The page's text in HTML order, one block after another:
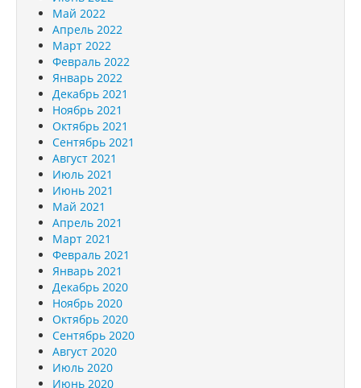
Май 2022
Апрель 2022
Март 2022
Февраль 2022
Январь 2022
Декабрь 2021
Ноябрь 2021
Октябрь 2021
Сентябрь 2021
Август 2021
Июль 2021
Июнь 2021
Май 2021
Апрель 2021
Март 2021
Февраль 2021
Январь 2021
Декабрь 2020
Ноябрь 2020
Октябрь 2020
Сентябрь 2020
Август 2020
Июль 2020
Июнь 2020